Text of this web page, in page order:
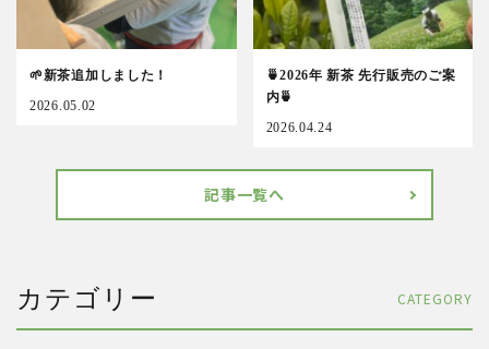
🌱新茶追加しました！
2026.05.02
🍵2026年 新茶 先行販売のご案
内🍵
2026.04.24
記事一覧へ
カテゴリー CATEGORY